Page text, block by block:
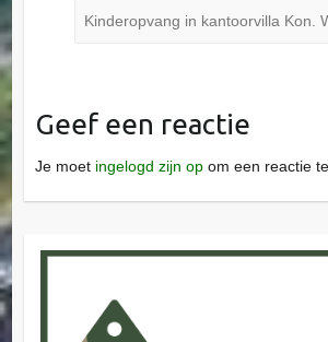
Kinderopvang in kantoorvilla Kon.
Geef een reactie
Je moet ingelogd zijn opom een reactie